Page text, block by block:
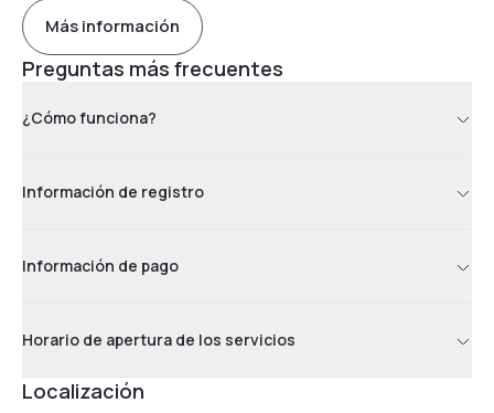
Más información
Preguntas más frecuentes
¿Cómo funciona?
Información de registro
Información de pago
Horario de apertura de los servicios
Localización